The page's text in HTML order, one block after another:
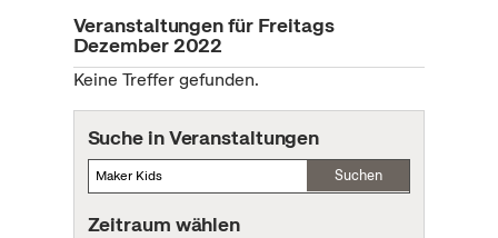
Veranstaltungen für Freitags
Dezember 2022
Keine Treffer gefunden.
Suche in Veranstaltungen
Suchen
Zeitraum wählen